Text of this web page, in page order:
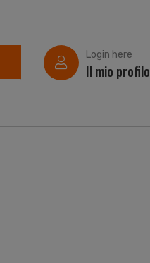
Login here
Il mio profilo